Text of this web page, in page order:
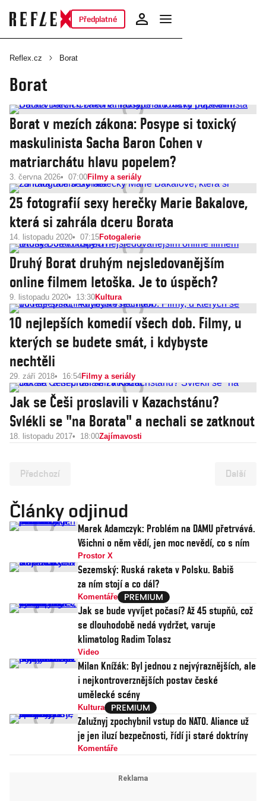
Předplatné
Reflex.cz Borat
Borat
Borat v mezích zákona: Posype si toxický
maskulinista Sacha Baron Cohen v
matriarchátu hlavu popelem?
3. června 2026 07:00Filmy a seriály
25 fotografií sexy herečky Marie Bakalove,
která si zahrála dceru Borata
14. listopadu 2020 07:15Fotogalerie
Druhý Borat druhým nejsledovanějším
online filmem letoška. Je to úspěch?
9. listopadu 2020 13:30Kultura
10 nejlepších komedií všech dob. Filmy, u
kterých se budete smát, i kdybyste
nechtěli
29. září 2018 16:54Filmy a seriály
Jak se Češi proslavili v Kazachstánu?
Svlékli se "na Borata" a nechali se zatknout
18. listopadu 2017 18:00Zajímavosti
Předchozí Další
Články odjinud
Marek Adamczyk: Problém na DAMU přetrvává.
Všichni o něm vědí, jen moc nevědí, co s ním
Prostor X
Sezemský: Ruská raketa v Polsku. Babiš
za ním stojí a co dál?
Komentáře
Jak se bude vyvíjet počasí? Až 45 stupňů, což
se dlouhodobě nedá vydržet, varuje
klimatolog Radim Tolasz
Video
Milan Knížák: Byl jednou z nejvýraznějších, ale
i nejkontroverznějších postav české
umělecké scény
Kultura
Zalužnyj zpochybnil vstup do NATO. Aliance už
je jen iluzí bezpečnosti, řídí ji staré doktríny
Komentáře